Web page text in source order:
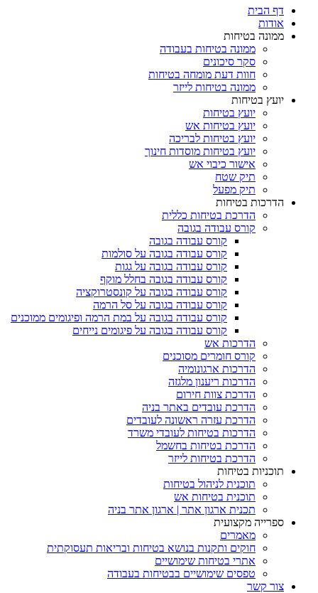
דף הבית
אודות
ממונה בטיחות
ממונה בטיחות בעבודה
סקר סיכונים
חוות דעת מומחה בטיחות
ממונה בטיחות לייזר
יועץ בטיחות
יועץ בטיחות
יועץ בטיחות אש
יועץ בטיחות לבריכה
יועץ בטיחות מוסדות חינוך
אישור כיבוי אש
תיק שטח
תיק מפעל
הדרכות בטיחות
הדרכת בטיחות כללית
קורס עבודה בגובה
קורס עבודה בגובה
קורס עבודה בגובה על סולמות
קורס עבודה בגובה על גגות
קורס עבודה בגובה בחלל מוקף
קורס עבודה בגובה על קונסטרוקציה
קורס עבודה בגובה על סל הרמה
קורס עבודה בגובה על במת הרמה ופיגומים ממוכנים
קורס עבודה בגובה על פיגומים נייחים
הדרכות אש
קורס חומרים מסוכנים
הדרכות ארגונומיה
הדרכות ריענון מלגזה
הדרכת צוות חירום
הדרכת עובדים באתר בניה
הדרכת עזרה ראשונה לעובדים
הדרכות בטיחות לעובדי משרד
הדרכת בטיחות בחשמל
הדרכת בטיחות לייזר
תוכניות בטיחות
תוכנית לניהול בטיחות
תוכנית בטיחות אש
תכנית ארגון אתר | ארגון אתר בניה
ספרייה מקצועית
מאמרים
חוקים ותקנות בנושא בטיחות ובריאות תעסוקתית
אתרי בטיחות שימושיים
טפסים שימושיים בבטיחות בעבודה
צור קשר